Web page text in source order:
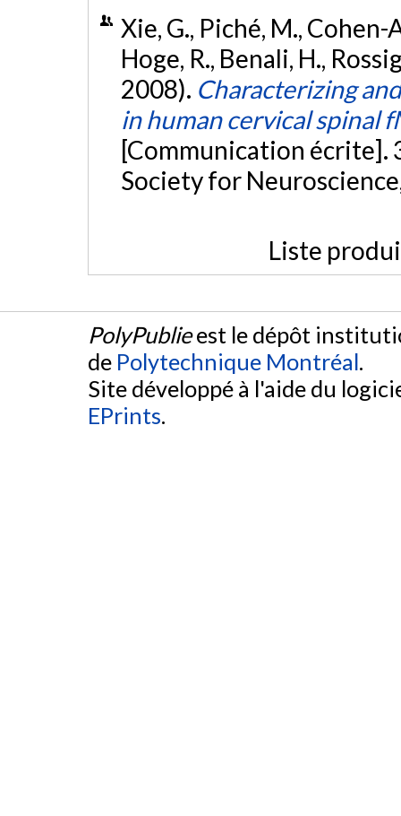
Xie, G., Piché, M., Cohen-
Hoge, R., Benali, H.,
2008). Characterizing
in human cervical spinal
[Communication écrite].
Society for
Liste
PolyPublieest le dépôt
de Polytechnique Montréal.
Site développé à l'aide du
EPrints.